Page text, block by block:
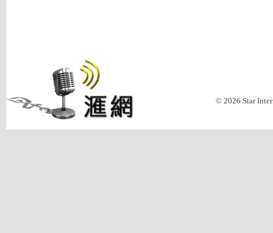
© 2026 Star